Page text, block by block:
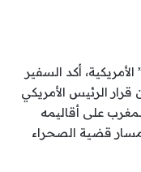
أكد السفير
قرار الرئيس الأمريكي
على أقاليمه
قضية الصحراء